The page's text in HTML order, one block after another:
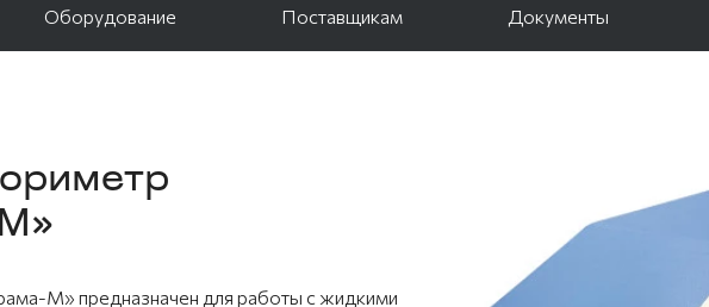
Оборудование Поставщикам Документы
М» предназначен для работы с жидкими